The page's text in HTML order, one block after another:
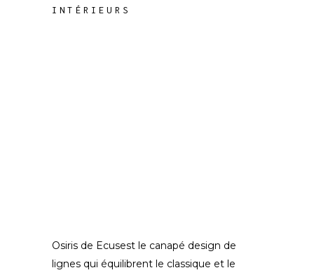
INTÉRIEURS
Osiris de Ecusest le canapé design de
lignes qui équilibrent le classique et le